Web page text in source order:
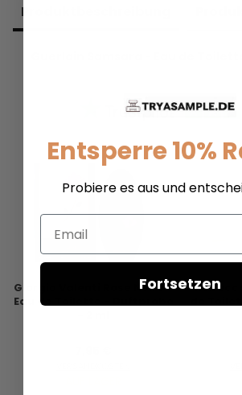
Produkt­beschreibung
Giorgio Valenti Rose Noire -
Eau de Toilette - Duftprobe
de
Entsperre 10%
Probiere es aus und
Email
Fortsetzen